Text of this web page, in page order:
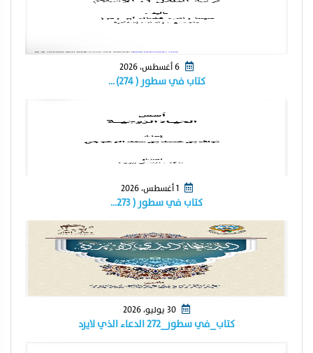
كتاب في سطور ( ٢٧٤) …
1 أغسطس، 2026
كتاب في سطور ( ٢٧٣…
كتاب_في سطور_٢٧٢ الدعاء الذي لايرد